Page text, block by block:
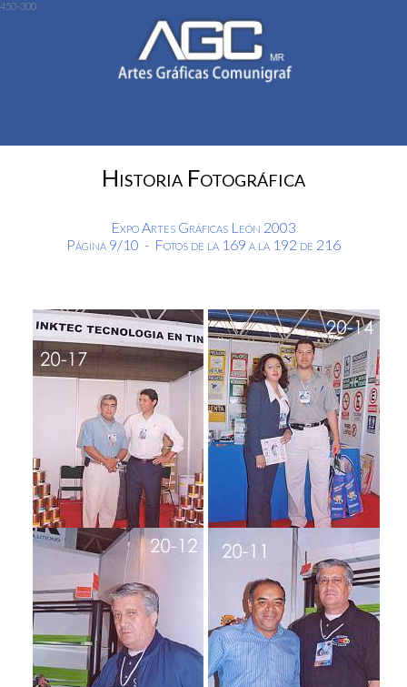
450-300
Historia Fotográfica
Expo Artes Gráficas León 2003
Página 9/10 - Fotos de la 169 a la 192 de 216